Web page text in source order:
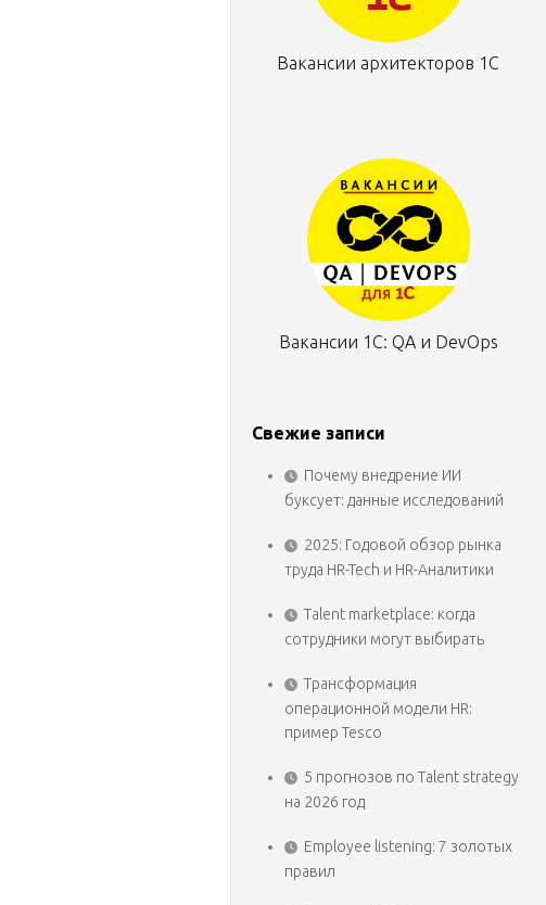
Вакансии архитекторов 1С
Вакансии 1С: QA и DevOps
Свежие записи
Почему внедрение ИИ
буксует: данные исследований
2025: Годовой обзор рынка
труда HR-Tech и HR-Аналитики
Talent marketplace: когда
сотрудники могут выбирать
Трансформация
операционной модели HR:
пример Tesco
5 прогнозов по Talent strategy
на 2026 год
Employee listening: 7 золотых
правил